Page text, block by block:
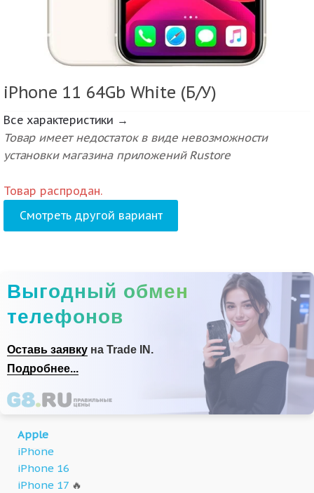
iPhone 11 64Gb White (Б/У)
Все характеристики →
Товар имеет недостаток в виде невозможности
установки магазина приложений Rustore
Товар распродан.
Смотреть другой вариант
Выгодный обмен
телефонов
Оставь заявку на Trade IN.
Подробнее...
Apple
iPhone
iPhone 16
iPhone 17 🔥